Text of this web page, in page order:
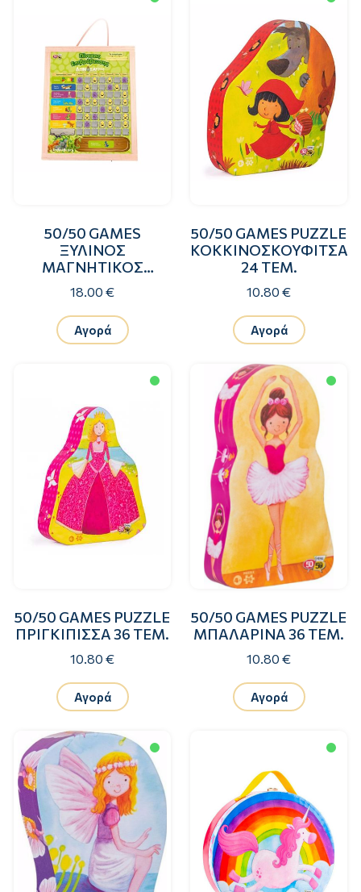
50/50 GAMES
ΞΥΛΙΝΟΣ
ΜΑΓΝΗΤΙΚΟΣ
ΠΙΝΑΚΑΣ
ΕΠΙΒΡΑΒΕΥΣΗΣ &
ΑΣΠΡΟΠΙΝΑΚΑΣ
ΔΕΙΝΟΣΑΥΡΟΙ
18.00 €
Αγορά
50/50 GAMES PUZZLE
ΚΟΚΚΙΝΟΣΚΟΥΦΙΤΣΑ
24 ΤΕΜ.
10.80 €
Αγορά
50/50 GAMES PUZZLE
ΠΡΙΓΚΙΠΙΣΣΑ 36 ΤΕΜ.
10.80 €
Αγορά
50/50 GAMES PUZZLE
ΜΠΑΛΑΡΙΝΑ 36 ΤΕΜ.
10.80 €
Αγορά